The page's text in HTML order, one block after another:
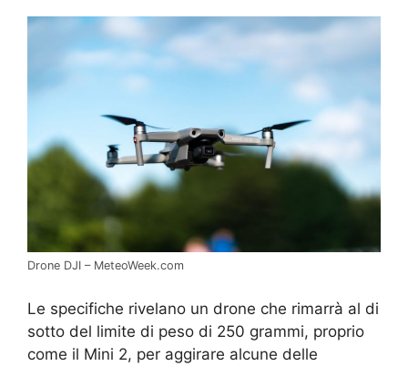
Drone DJI – MeteoWeek.com
Le specifiche rivelano un drone che rimarrà al di
sotto del limite di peso di 250 grammi, proprio
come il Mini 2, per aggirare alcune delle